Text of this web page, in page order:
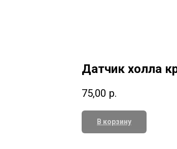
Датчик холла
75,00 р.
В корзину